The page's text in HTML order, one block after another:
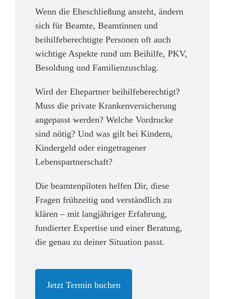
Wenn die Eheschließung ansteht, ändern
sich für Beamte, Beamtinnen und
beihilfeberechtigte Personen oft auch
wichtige Aspekte rund um Beihilfe, PKV,
Besoldung und Familienzuschlag.
Wird der Ehepartner beihilfeberechtigt?
Muss die private Krankenversicherung
angepasst werden? Welche Vordrucke
sind nötig? Und was gilt bei Kindern,
Kindergeld oder eingetragener
Lebenspartnerschaft?
Die beamtenpiloten helfen Dir, diese
Fragen frühzeitig und verständlich zu
klären – mit langjähriger Erfahrung,
fundierter Expertise und einer Beratung,
die genau zu deiner Situation passt.
Jetzt Termin buchen